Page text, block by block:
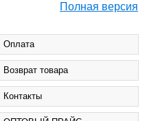
Полная версия
Оплата
Возврат товара
Контакты